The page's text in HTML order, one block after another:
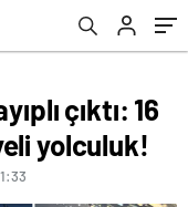
çıktı: 16
yolculuk!